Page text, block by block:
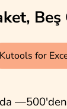
for Outlook
posta
Asistanı ile
postaları çeşitli